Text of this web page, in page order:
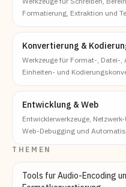
Formatierung, Extraktion und
Konvertierung &
Werkzeuge für Format-, Datei-,
Einheiten- und
Entwicklung & Web
Entwicklerwerkzeuge,
Web-Debugging und
THEMEN
Tools fur Audio-Encoding